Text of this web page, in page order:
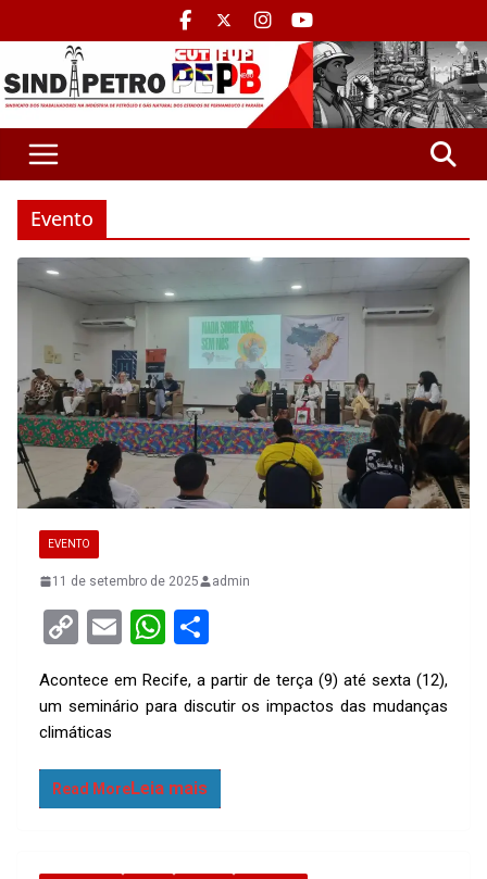
Evento
EVENTO
11 de setembro de 2025 admin
C
py
Li
n
k
E
ail
W
at
A
p
ar
Acontece em Recife, a partir de terça (9) até sexta (12),
um seminário para discutir os impactos das mudanças
climáticas
Read More